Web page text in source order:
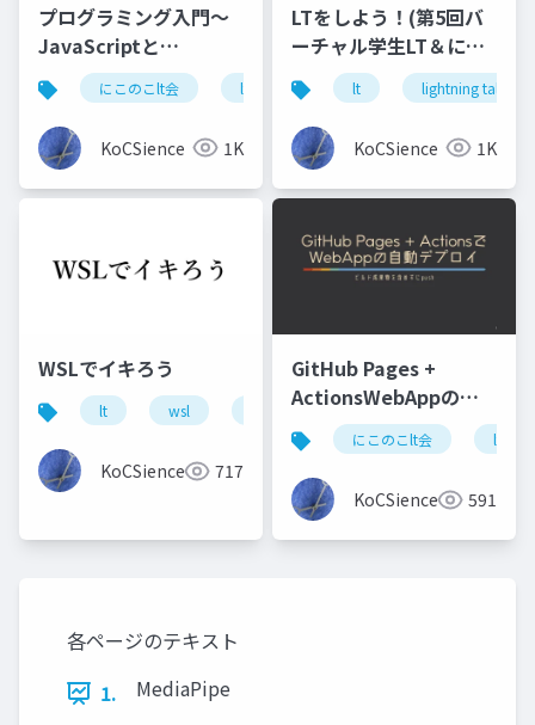
プログラミング入門～
JavaScriptと
Processing～C0deで
の話も？
にこのこlt会 lt プログラミング入門
KoCSience 1K
LTをしよう！(第5回バ
ーチャル学生LT＆にこ
のこLT会_4 in バーチ
ャル名工大 版)
lt lightning talk
KoCSience 1K
WSLでイキろう
lt wsl windows
KoCSience 717
GitHub Pages +
ActionsWebAppの自
動デプロイ (.binさん)
にこのこlt会 lt
KoCSience 591
各ページのテキスト
1.
MediaPipe